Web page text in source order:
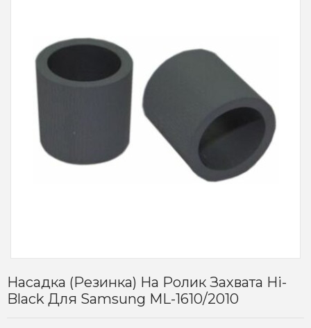
Насадка (резинка) На Ролик Захвата Hi-
Black Для Samsung ML-1610/2010